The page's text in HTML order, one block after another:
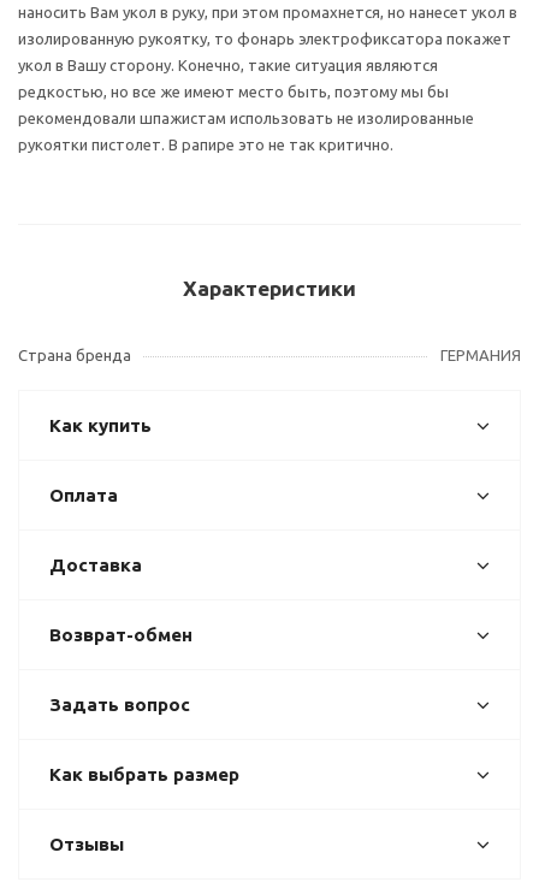
наносить Вам укол в руку, при этом промахнется, но нанесет укол в
изолированную рукоятку, то фонарь электрофиксатора покажет
укол в Вашу сторону. Конечно, такие ситуация являются
редкостью, но все же имеют место быть, поэтому мы бы
рекомендовали шпажистам использовать не изолированные
рукоятки пистолет. В рапире это не так критично.
Характеристики
Страна бренда ГЕРМАНИЯ
Как купить
Оплата
Доставка
Возврат-обмен
Задать вопрос
Как выбрать размер
Отзывы